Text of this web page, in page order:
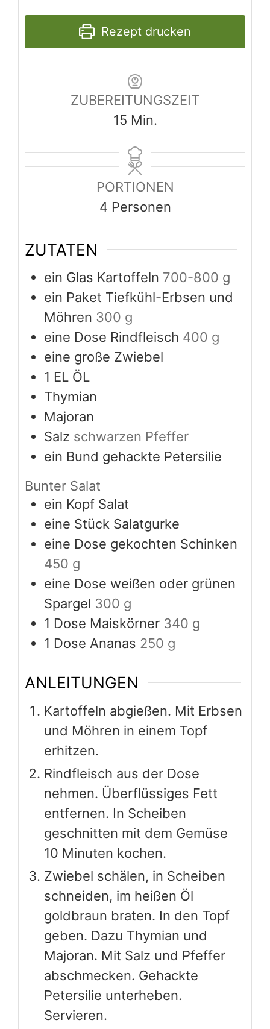
Rezept drucken
ZUBEREITUNGSZEIT
15Minuten
Min.
PORTIONEN
4 Personen
ZUTATEN
ein Glas Kartoffeln 700-800 g
ein Paket Tiefkühl-Erbsen und
Möhren 300 g
eine Dose Rindfleisch 400 g
eine große Zwiebel
1 EL ÖL
Thymian
Majoran
Salz schwarzen Pfeffer
ein Bund gehackte Petersilie
Bunter Salat
ein Kopf Salat
eine Stück Salatgurke
eine Dose gekochten Schinken
450 g
eine Dose weißen oder grünen
Spargel 300 g
1 Dose Maiskörner 340 g
1 Dose Ananas 250 g
ANLEITUNGEN
Kartoffeln abgießen. Mit Erbsen
und Möhren in einem Topf
erhitzen.
Rindfleisch aus der Dose
nehmen. Überflüssiges Fett
entfernen. In Scheiben
geschnitten mit dem Gemüse
10 Minuten kochen.
Zwiebel schälen, in Scheiben
schneiden, im heißen Öl
goldbraun braten. In den Topf
geben. Dazu Thymian und
Majoran. Mit Salz und Pfeffer
abschmecken. Gehackte
Petersilie unterheben.
Servieren.